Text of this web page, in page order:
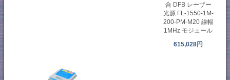
合 DFB レーザー
光源 FL-1550-1M-
200-PM-M20 線幅
1MHz モジュール
615,028円